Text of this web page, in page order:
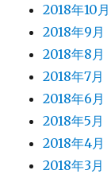
2018年10月
2018年9月
2018年8月
2018年7月
2018年6月
2018年5月
2018年4月
2018年3月